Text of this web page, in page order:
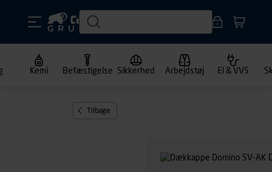
Kemi Befæstigelse Sikkerhed Arbejdstøj El & VVS
Tilbage